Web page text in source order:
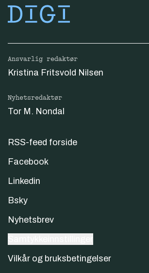
Ansvarlig redaktør
Kristina Fritsvold Nilsen
Nyhetsredaktør
Tor M. Nondal
RSS-feed forside
Facebook
Linkedin
Bsky
Nyhetsbrev
Vilkår og bruksbetingelser